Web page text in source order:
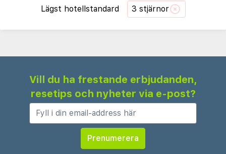
Lägst hotellstandard 3 stjärnor
Vill du ha frestande erbjudanden,
resetips och nyheter via e-post?